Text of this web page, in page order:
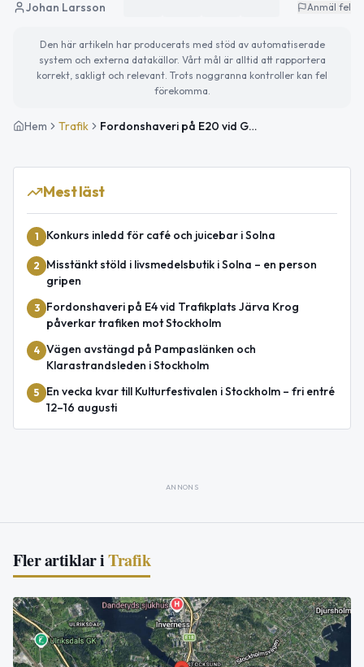
Johan Larsson Anmäl fel
Den här artikeln har producerats med stöd av automatiserade
system och externa datakällor. Vårt mål är alltid att rapportera
korrekt, sakligt och relevant. Trots noggranna kontroller kan fel
förekomma.
Hem Trafik Fordonshaveri på E20 vid Gärdestunneln påverkar trafiken mot Ropsten
Mest läst
1 Konkurs inledd för café och juicebar i Solna
2
Misstänkt stöld i livsmedelsbutik i Solna – en person
gripen
3
Fordonshaveri på E4 vid Trafikplats Järva Krog
påverkar trafiken mot Stockholm
4 Vägen avstängd på Pampaslänken och
Klarastrandsleden i Stockholm
5
En vecka kvar till Kulturfestivalen i Stockholm – fri entré
12–16 augusti
ANNONS
Fler artiklar iTrafik